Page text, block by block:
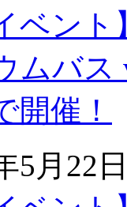
ベン
ムバス
開催！
5月22日